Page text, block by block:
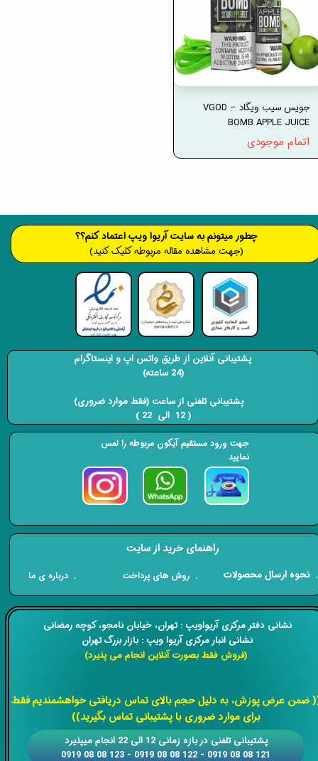
جویس سیب ویگاد – VGOD
BOMB APPLE JUICE
اتمام موجودی
​​نشانی دفتر مرکزی آریواویپ : تهران، خیابان نامجو،کوچه رمضانی
نشانی انبار مرکزی آریوا ویپ : بازار بزرگ تهران
(فروش فقط بصورت آنلاین انجام می پذیرد)
ضمن عرض پوزش، به دلیل حجم بالای تماس دریافتی خواهشمندیم فقط
برای موارد ضروری با پشتیبانی تماس بگیرید))
​​پشتیبانی تلفنی در بازه زمانی 12 الی 22 انجام میپذیرد
121 08 08 0919 - 122 08 08 0919 - 123 08 08 0919
​​​چطور میتونم به سایت آریوا ویپ اعتماد کنم؟؟
(جهت مشاهده مقاله مربوطه کلیک کنید)
راهنمای خرید از سایت
​. نحوه ارسال محصولات . روش های پرداخت . درباره ی ما
پشتیبانی آنلاین از طریق واتس اپ و اینستاگرام
(24 ساعته)
​​​​​​​ پشتیبانی تلفنی از ساعت (فقط موارد ضروری)
( 12 الی 22 ) ​​​​​​​
جهت ورود مستقیم آیکون مربوطه را لمس
نمایید